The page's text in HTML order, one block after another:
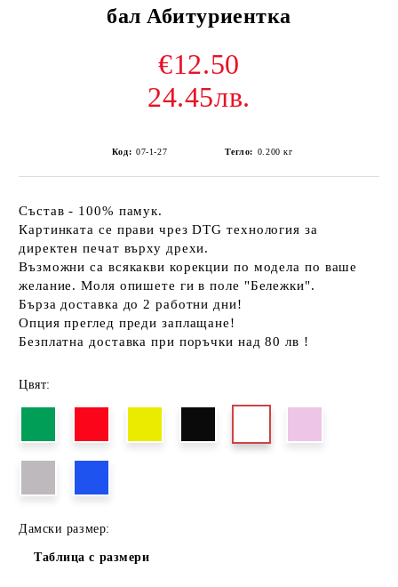
бал Абитуриентка
€12.50
24.45лв.
Код: 07-1-27 Тегло: 0.200 кг
Състав - 100% памук.
Картинката се прави чрез DTG технология за
директен печат върху дрехи.
Възможни са всякакви корекции по модела по ваше
желание. Моля опишете ги в поле "Бележки".
Бърза доставка до 2 работни дни!
Опция преглед преди заплащане!
Безплатна доставка при поръчки над 80 лв !
Цвят:
Дамски размер:
Таблица с размери